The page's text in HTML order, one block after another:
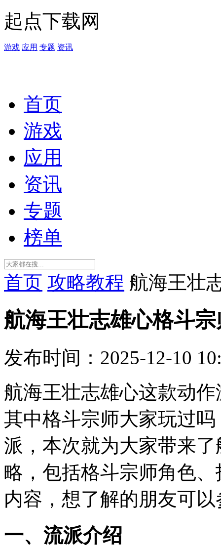
起点下载网
游戏 应用 专题 资讯
首页
游戏
应用
资讯
专题
榜单
首页 攻略教程 航海王壮
航海王壮志雄心格斗
发布时间：2025-12-10
航海王壮志雄心这款动
其中格斗宗师大家玩过
派，本次就为大家带来
略，包括格斗宗师角色
内容，想了解的朋友可
一、流派介绍